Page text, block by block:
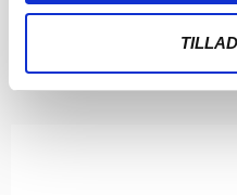
Magnus Jensen til FC